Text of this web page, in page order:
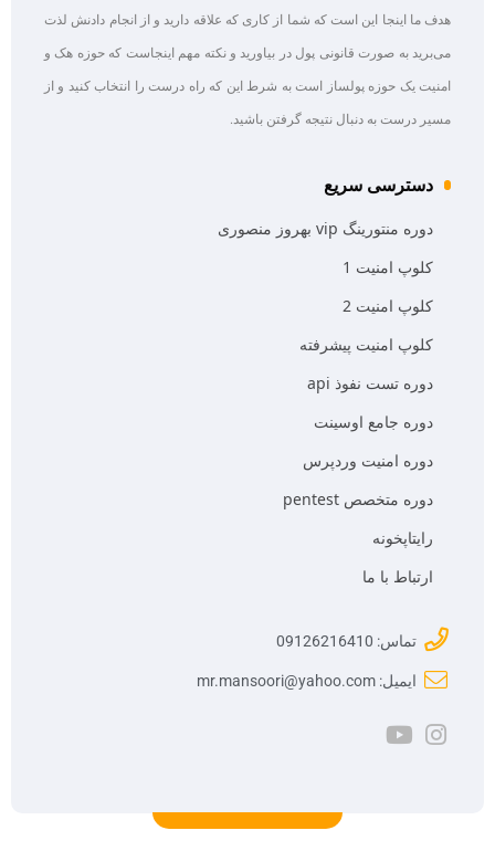
هدف ما اینجا این است که شما از کاری که علاقه‌ دارید و از انجام دادنش لذت
می‌برید به صورت قانونی پول در بیاورید و نکته مهم اینجاست که حوزه هک و
امنیت یک حوزه پولساز است به شرط این که راه درست را انتخاب کنید و از
مسیر درست به دنبال نتیجه گرفتن باشید.
دسترسی سریع
دوره منتورینگ vip بهروز منصوری
کلوپ امنیت 1
کلوپ امنیت 2
کلوپ امنیت پیشرفته
دوره تست نفوذ api
دوره جامع اوسینت
دوره امنیت وردپرس
دوره متخصص pentest
رایتاپخونه
ارتباط با ما
تماس: 09126216410
ایمیل: mr.mansoori@yahoo.com